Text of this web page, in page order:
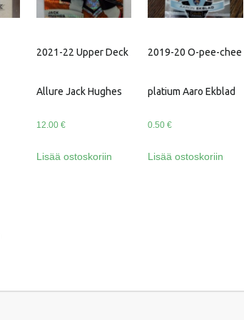
2021-22 Upper Deck
Allure Jack Hughes
12.00 €
Lisää ostoskoriin
2019-20 O-pee-chee
platium Aaro Ekblad
0.50€
Lisää ostoskoriin